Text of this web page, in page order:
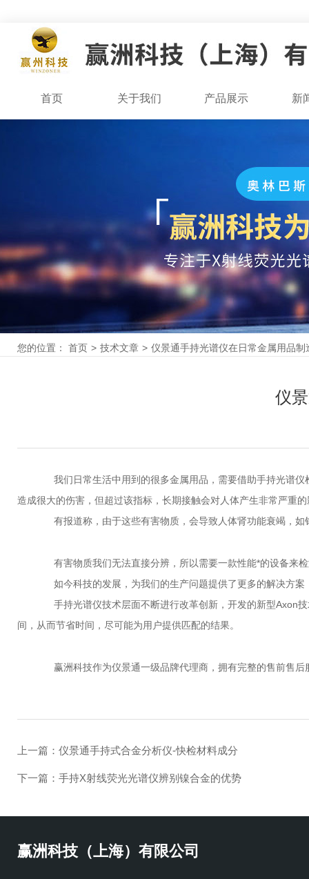
首页 关于我们 产品展示 新
您的位置： 首页 > 技术文章 > 仪景通手持光谱仪在日常金属用品制
仪
我们日常生活中用到的很多金属用品，需要借助手持光谱仪
造成很大的伤害，但超过该指标，长期接触会对人体产生非常严重
有报道称，由于这些有害物质，会导致人体肾功能衰竭，如
有害物质我们无法直接分辨，所以需要一款性能*的设备来检
如今科技的发展，为我们的生产问题提供了更多的解决方案
手持光谱仪技术层面不断进行改革创新，开发的新型Axon技
间，从而节省时间，尽可能为用户提供匹配的结果。
赢洲科技作为仪景通一级品牌代理商，拥有完整的售前售后
上一篇： 仪景通手持式合金分析仪-快检材料成分
下一篇： 手持X射线荧光光谱仪辨别镍合金的优势
赢洲科技（上海）有限公司